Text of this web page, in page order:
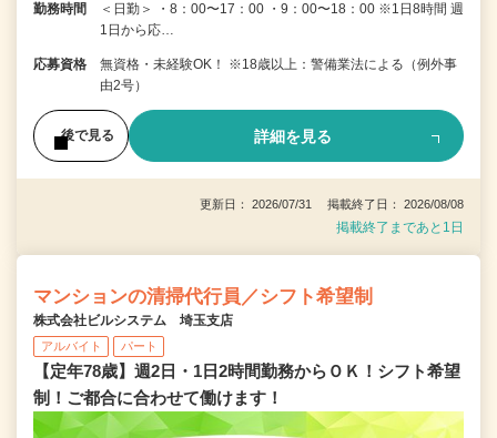
勤務時間
＜日勤＞ ・8：00〜17：00 ・9：00〜18：00 ※1日8時間 週
1日から応…
応募資格
無資格・未経験OK！ ※18歳以上：警備業法による（例外事
由2号）
後で見る 詳細を見る
更新日： 2026/07/31 掲載終了日： 2026/08/08
掲載終了まであと1日
マンションの清掃代行員／シフト希望制
株式会社ビルシステム 埼玉支店
アルバイト パート
【定年78歳】週2日・1日2時間勤務からＯＫ！シフト希望
制！ご都合に合わせて働けます！